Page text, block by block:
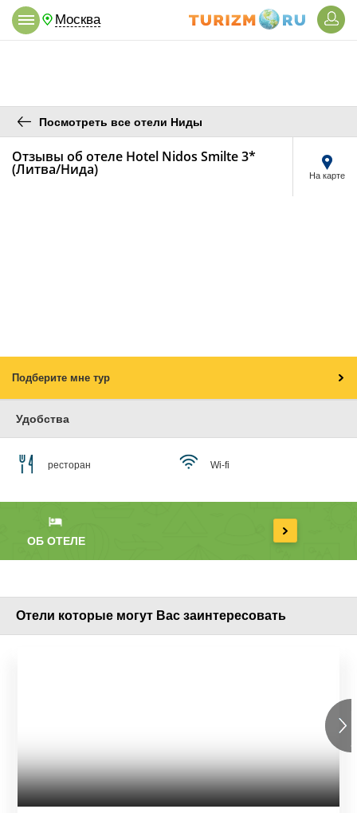
Москва
Посмотреть все отели Ниды
Отзывы об отеле Hotel Nidos Smilte 3*
(Литва/Нида) На карте
Подберите мне тур
Удобства
ресторан Wi-fi
ОБ ОТЕЛЕ
Отели которые могут Вас заинтересовать